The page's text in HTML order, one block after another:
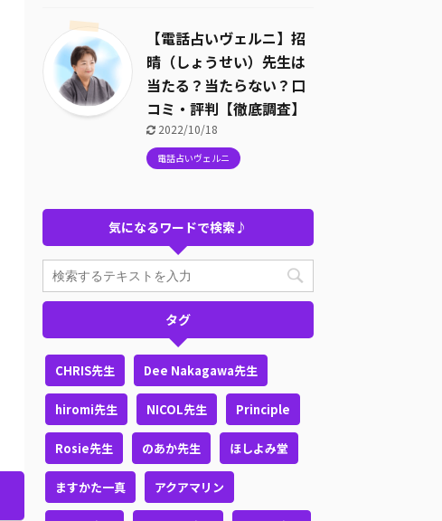
【電話占いヴェルニ】招
晴（しょうせい）先生は
当たる？当たらない？口
コミ・評判【徹底調査】
2022/10/18
電話占いヴェルニ
気になるワードで検索♪
タグ
CHRIS先生 Dee Nakagawa先生
hiromi先生 NICOL先生 Principle
Rosie先生 のあか先生 ほしよみ堂
ますかた一真 アクアマリン